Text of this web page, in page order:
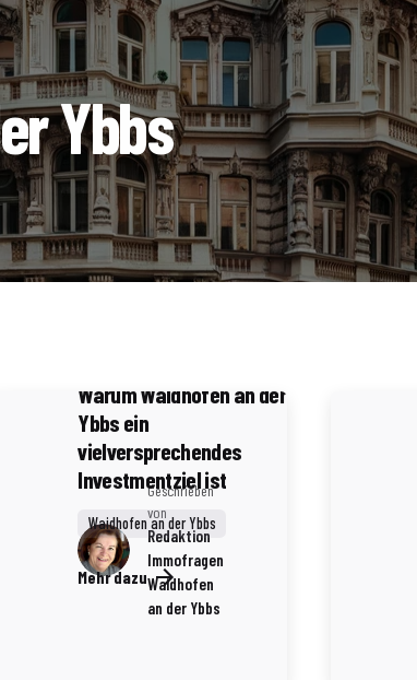
Ybbs
Geschrieben
von
Redaktion
Immofragen
Waidhofen
an der Ybbs
Warum Waidhofen an der
Ybbs ein
vielversprechendes
Investmentziel ist
Waidhofen an der Ybbs
Mehr dazu
5 Minuten Lesezeit
Historische
Immobilien in